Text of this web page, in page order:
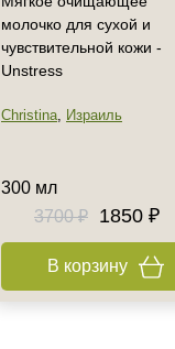
молочко для сухой и
чувствительной кожи -
Unstress
Christina, Израиль
300 мл
3700 ₽
1850 ₽
В корзину